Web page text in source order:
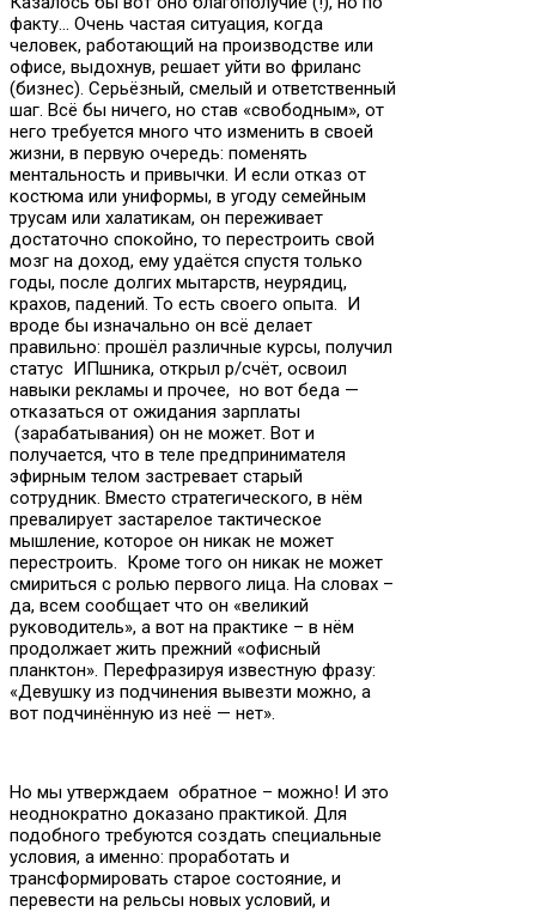
факту… Очень частая ситуация, когда
человек, работающий на производстве или
офисе, выдохнув, решает уйти во фриланс
(бизнес). Серьёзный, смелый и ответственный
шаг. Всё бы ничего, но став «свободным», от
него требуется много что изменить в своей
жизни, в первую очередь: поменять
ментальность и привычки. И если отказ от
костюма или униформы, в угоду семейным
трусам или халатикам, он переживает
достаточно спокойно, то перестроить свой
мозг на доход, ему удаётся спустя только
годы, после долгих мытарств, неурядиц,
крахов, падений. То есть своего опыта. И
вроде бы изначально он всё делает
правильно: прошёл различные курсы, получил
статус ИПшника, открыл р/счёт, освоил
навыки рекламы и прочее, но вот беда —
отказаться от ожидания зарплаты
(зарабатывания) он не может. Вот и
получается, что в теле предпринимателя
эфирным телом застревает старый
сотрудник. Вместо стратегического, в нём
превалирует застарелое тактическое
мышление, которое он никак не может
перестроить. Кроме того он никак не может
смириться с ролью первого лица. На словах –
да, всем сообщает что он «великий
руководитель», а вот на практике – в нём
продолжает жить прежний «офисный
планктон». Перефразируя известную фразу:
«Девушку из подчинения вывезти можно, а
вот подчинённую из неё — нет».
Но мы утверждаем обратное – можно! И это
неоднократно доказано практикой. Для
подобного требуются создать специальные
условия, а именно: проработать и
трансформировать старое состояние, и
перевести на рельсы новых условий, и